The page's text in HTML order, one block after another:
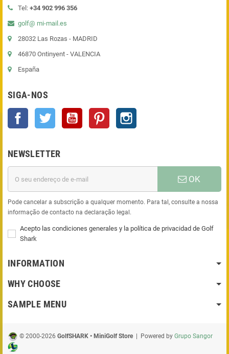
Tel: +34 902 996 356
golf@ mi-mail.es
28032 Las Rozas - MADRID
46870 Ontinyent - VALENCIA
España
SIGA-NOS
Facebook Twitter YouTube Pinterest
NEWSLETTER
OK
Pode cancelar a subscrição a qualquer momento. Para tal, consulte a nossa
informação de contacto na declaração legal.
Acepto las condiciones generales y la política de privacidad de Golf
Shark
INFORMATION
WHY CHOOSE
SAMPLE MENU
© 2000-2026 GolfSHARK • MiniGolf Store| Powered by Grupo Sangor